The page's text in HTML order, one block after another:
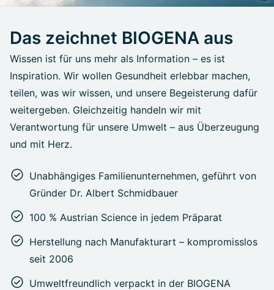
Das zeichnet BIOGENA aus
Wissen ist für uns mehr als Information – es ist
Inspiration. Wir wollen Gesundheit erlebbar machen,
teilen, was wir wissen, und unsere Begeisterung dafür
weitergeben. Gleichzeitig handeln wir mit
Verantwortung für unsere Umwelt – aus Überzeugung
und mit Herz.
Unabhängiges Familienunternehmen, geführt von
Gründer Dr. Albert Schmidbauer
100 % Austrian Science in jedem Präparat
Herstellung nach Manufakturart – kompromisslos
seit 2006
Umweltfreundlich verpackt in der BIOGENA